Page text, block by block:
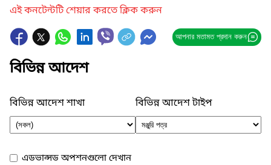
এই কনটেন্টটি শেয়ার করতে ক্লিক করুন
আপনার মতামত প্রদান করুন
বিভিন্ন আদেশ
বিভিন্ন আদেশ শাখা বিভিন্ন আদেশ টাইপ
এডভান্সড অপশনগুলো দেখান